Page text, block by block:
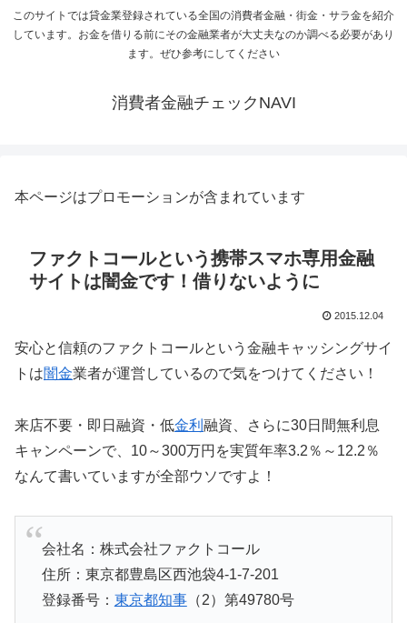
このサイトでは貸金業登録されている全国の消費者金融・街金・サラ金を紹介
しています。お金を借りる前にその金融業者が大丈夫なのか調べる必要があり
ます。ぜひ参考にしてください
消費者金融チェックNAVI
本ページはプロモーションが含まれています
ファクトコールという携帯スマホ専用金融
サイトは闇金です！借りないように
2015.12.04
安心と信頼のファクトコールという金融キャッシングサイ
トは闇金業者が運営しているので気をつけてください！
来店不要・即日融資・低金利 融資、さらに30日間無利息
キャンペーンで、10～300万円を実質年率3.2％～12.2％
なんて書いていますが全部ウソですよ！
会社名：株式会社ファクトコール
住所：東京都豊島区西池袋4-1-7-201
登録番号： 東京都知事（2）第49780号